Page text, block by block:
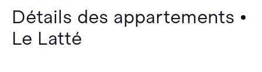
Détails des appartements •
Le Latté